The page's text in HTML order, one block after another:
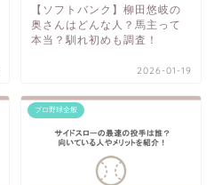
【ソフトバンク】柳田悠岐の
奥さんはどんな人？馬主って
本当？馴れ初めも調査！
2026-01-19
プロ野球全般